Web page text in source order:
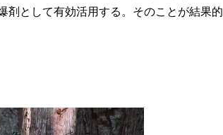
剤として有効活用する。そのことが結果的